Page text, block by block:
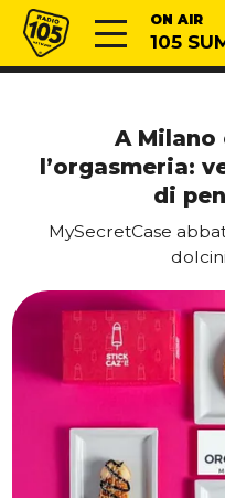
Vai al contenuto
Radio 105 ON AIR
105
A Milano
l’orgasmeria:
di
MySecretCase